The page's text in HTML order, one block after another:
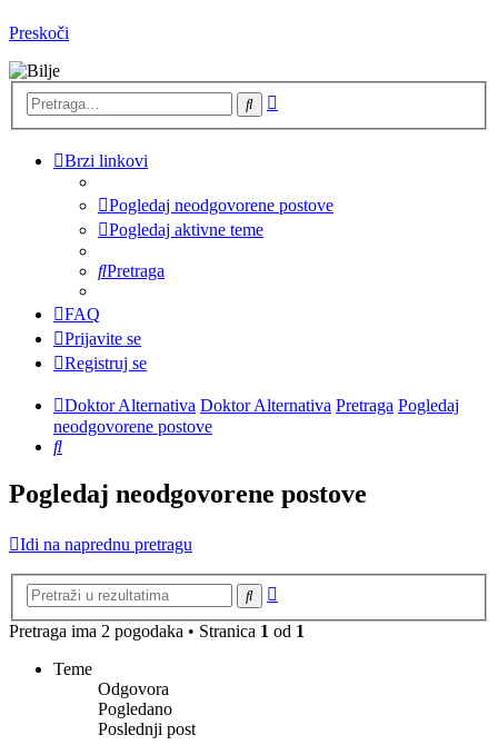
Preskoči
Pretraga
Brzi linkovi
Pogledaj neodgovorene postove
Pogledaj aktivne teme
Pretraga
FAQ
Prijavite se
Registruj se
Doktor Alternativa Doktor Alternativa Pretraga Pogledaj
neodgovorene postove
Pretraga
Pogledaj neodgovorene postove
Idi na naprednu pretragu
Pretraga
Pretraga ima 2 pogodaka • Stranica 1 od 1
Teme
Odgovora
Pogledano
Poslednji post